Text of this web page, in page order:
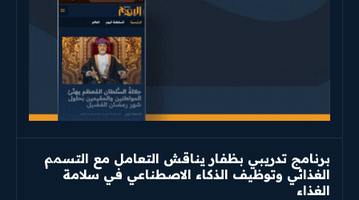
برنامج تدريبي بظفار يناقش التعامل مع التسمم
الغذائي وتوظيف الذكاء الاصطناعي في سلامة
الغذاء